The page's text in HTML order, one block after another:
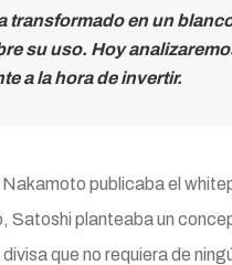
transformado en un
su uso. Hoy
a la hora de invertir.
publicaba el
Satoshi planteaba un
que no requiera de